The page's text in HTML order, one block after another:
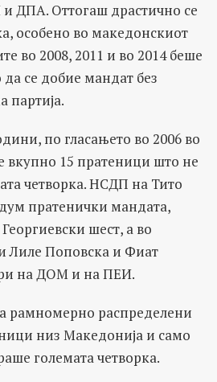
Оттогаш драстично се
особено во македонскиот
во 2008, 2011 и во 2014 беше
се добие мандат без
партија.
по гласањето во 2006 во
15 пратеници што не
четворка. НСДП на Тито
пратенички мандата,
шест, а во
Лиле Поповска и Фиат
на ДОМ и на ПЕИ.
рамномерно распределени
низ Македонија и само
големата четворка.